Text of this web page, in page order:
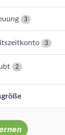
3
3
2